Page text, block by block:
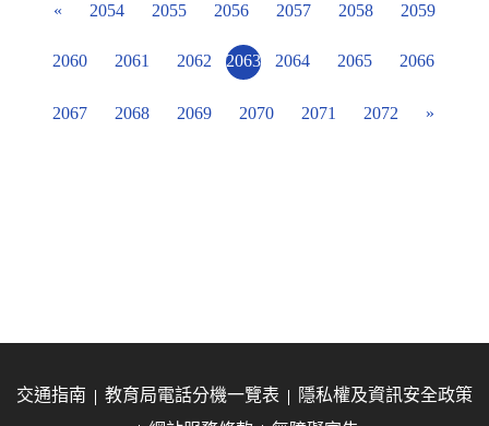
« 2054 2055 2056 2057 2058 2059
2060 2061 2062 2063 2064 2065 2066
2067 2068 2069 2070 2071 2072 »
交通指南 教育局電話分機一覽表
隱私權及資訊安全政策